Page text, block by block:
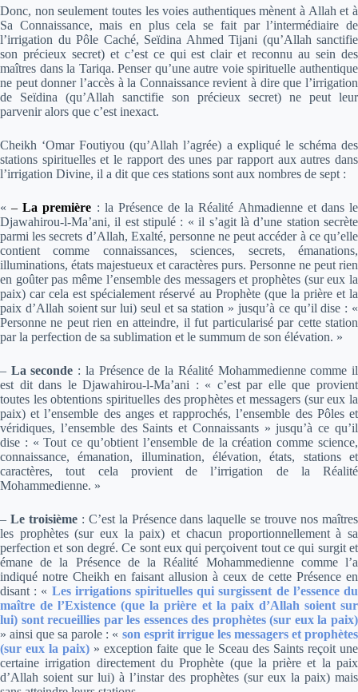
Donc, non seulement toutes les voies authentiques mènent à Allah et à
Sa Connaissance, mais en plus cela se fait par l’intermédiaire de
l’irrigation du Pôle Caché, Seïdina Ahmed Tijani (qu’Allah sanctifie
son précieux secret) et c’est ce qui est clair et reconnu au sein des
maîtres dans la Tariqa. Penser qu’une autre voie spirituelle authentique
ne peut donner l’accès à la Connaissance revient à dire que l’irrigation
de Seïdina (qu’Allah sanctifie son précieux secret) ne peut leur
parvenir alors que c’est inexact.
Cheikh ‘Omar Foutiyou (qu’Allah l’agrée) a expliqué le schéma des
stations spirituelles et le rapport des unes par rapport aux autres dans
l’irrigation Divine, il a dit que ces stations sont aux nombres de sept :
« –La première : la Présence de la Réalité Ahmadienneet dans le
Djawahirou-l-Ma’ani, il est stipulé : « il s’agit là d’une station secrète
parmi les secrets d’Allah, Exalté, personne ne peut accéder à ce qu’elle
contient comme connaissances, sciences, secrets, émanations,
illuminations, états majestueux et caractères purs. Personne ne peut rien
en goûter pas même l’ensemble des messagers et prophètes (sur eux la
paix) car cela est spécialement réservé au Prophète (que la prière et la
paix d’Allah soient sur lui) seul et sa station » jusqu’à ce qu’il dise : «
Personne ne peut rien en atteindre, il fut particularisé par cette station
par la perfection de sa sublimation et le summum de son élévation. »
– La seconde : la Présence de la Réalité Mohammedienne comme il
est dit dans le Djawahirou-l-Ma’ani : « c’est par elle que provient
toutes les obtentions spirituelles des prophètes et messagers (sur eux la
paix) et l’ensemble des anges et rapprochés, l’ensemble des Pôles et
véridiques, l’ensemble des Saints et Connaissants » jusqu’à ce qu’il
dise : « Tout ce qu’obtient l’ensemble de la création comme science,
connaissance, émanation, illumination, élévation, états, stations et
caractères, tout cela provient de l’irrigation de la Réalité
Mohammedienne. »
– Le troisième: C’est la Présence dans laquelle se trouve nos maîtres
les prophètes (sur eux la paix) et chacun proportionnellement à sa
perfection et son degré. Ce sont eux qui perçoivent tout ce qui surgit et
émane de la Présence de la Réalité Mohammedienne comme l’a
indiqué notre Cheikh en faisant allusion à ceux de cette Présence en
disant : « Les irrigations spirituelles qui surgissent de l’essence du
maître de l’Existence (que la prière et la paix d’Allah soient sur
lui) sont recueillies par les essences des prophètes (sur eux la paix)
»ainsi que sa parole : « son esprit irrigue les messagers et prophètes
(sur eux la paix) » exception faite que le Sceau des Saints reçoit une
certaine irrigation directement du Prophète (que la prière et la paix
d’Allah soient sur lui) à l’instar des prophètes (sur eux la paix) mais